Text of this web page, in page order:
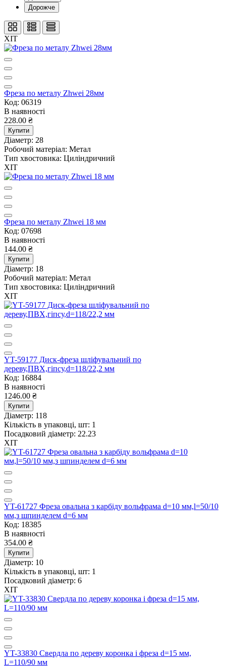
Дорожче
ХІТ
Фреза по металу Zhwei 28мм
Код: 06319
В наявності
228.00 ₴
Купити
Діаметр: 28
Робочий матеріал: Метал
Тип хвостовика: Циліндричний
ХІТ
Фреза по металу Zhwei 18 мм
Код: 07698
В наявності
144.00 ₴
Купити
Діаметр: 18
Робочий матеріал: Метал
Тип хвостовика: Циліндричний
ХІТ
YT-59177 Диск-фреза шліфувальний по
дереву,ПВХ,гіпсу,d=118/22,2 мм
Код: 16884
В наявності
1246.00 ₴
Купити
Діаметр: 118
Кількість в упаковці, шт: 1
Посадковий діаметр: 22.23
ХІТ
YT-61727 Фреза овальна з карбіду вольфрама d=10 мм,l=50/10
мм,з шпинделем d=6 мм
Код: 18385
В наявності
354.00 ₴
Купити
Діаметр: 10
Кількість в упаковці, шт: 1
Посадковий діаметр: 6
ХІТ
YT-33830 Свердла по дереву коронка і фреза d=15 мм,
L=110/90 мм